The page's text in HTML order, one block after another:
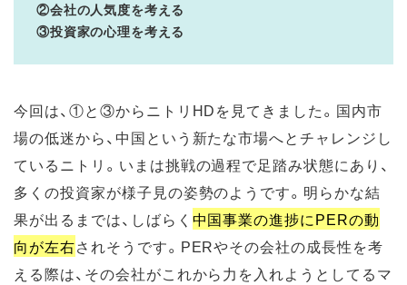
②会社の人気度を考える
③投資家の心理を考える
今回は、①と③からニトリHDを見てきました。国内市
場の低迷から、中国という新たな市場へとチャレンジし
ているニトリ。いまは挑戦の過程で足踏み状態にあり、
多くの投資家が様子見の姿勢のようです。明らかな結
果が出るまでは、しばらく 中国事業の進捗にPERの動
向が左右されそうです。PERやその会社の成長性を考
える際は、その会社がこれから力を入れようとしてるマ